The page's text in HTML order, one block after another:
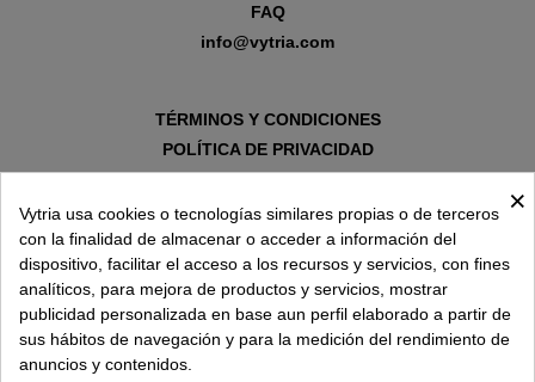
FAQ
info@vytria.com
TÉRMINOS Y CONDICIONES
POLÍTICA DE PRIVACIDAD
AVISO LEGAL
POLÍTICA DE COOKIES
SOBRE VYTRIA
×
Vytria usa cookies o tecnologías similares propias o de terceros
con la finalidad de almacenar o acceder a información del
dispositivo, facilitar el acceso a los recursos y servicios, con fines
analíticos, para mejora de productos y servicios, mostrar
publicidad personalizada en base aun perfil elaborado a partir de
sus hábitos de navegación y para la medición del rendimiento de
anuncios y contenidos.